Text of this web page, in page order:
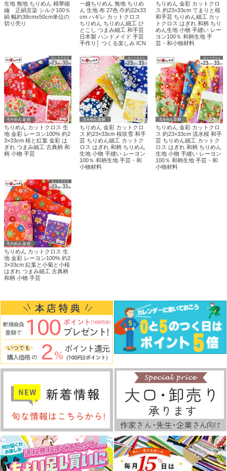
生地 無地 ちりめん 精華縮
緬 正絹京染 シルク100％
絹 幅約38cmx50cm単位の
切り売り
一越ちりめん 無地 ちりめ
ん 生地 布 27色 巾約22x33
cm ハギレ カットクロス
ちりめん ちりめん細工 ひ
とこし つまみ細工 和手芸
日本製 ハンドメイド 手芸
手作り│ つくる楽しみ ICN
ちりめん 金彩 カットクロ
ス 約23×33cm てまりと桜
和手芸 ちりめん細工 カッ
トクロス はぎれ 和柄 ちり
めん生地 小物 手縫い レー
ヨン100％ 和柄生地 手
芸・和小物材料
ちりめん カットクロス 生
地 金彩 レーヨン100% 約2
3×33cm 桜と紅葉 金彩 は
ぎれ つまみ細工 古典柄 和
柄 小物 手芸
ちりめん 金彩 カットクロ
ス 約23×33cm 桜吹雪 和手
芸 ちりめん細工 カットク
ロス はぎれ 和柄 ちりめん
生地 小物 手縫い レーヨン
100％ 和柄生地 手芸・和
小物材料
ちりめん 金彩 カットクロ
ス 約23×33cm 流水桜 和手
芸 ちりめん細工 カットク
ロス はぎれ 和柄 ちりめん
生地 小物 手縫い レーヨン
100％ 和柄生地 手芸・和
小物材料
ちりめん カットクロス 生
地 金彩 レーヨン100% 約2
3×33cm 紅葉と小菊と小桜
はぎれ つまみ細工 古典柄
和柄 小物 手芸